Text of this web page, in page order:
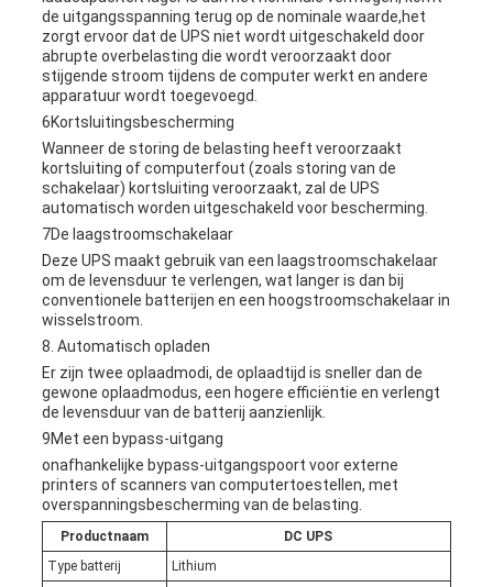
de uitgangsspanning terug op de nominale waarde,het
zorgt ervoor dat de UPS niet wordt uitgeschakeld door
abrupte overbelasting die wordt veroorzaakt door
stijgende stroom tijdens de computer werkt en andere
apparatuur wordt toegevoegd.
6Kortsluitingsbescherming
Wanneer de storing de belasting heeft veroorzaakt
kortsluiting of computerfout (zoals storing van de
schakelaar) kortsluiting veroorzaakt, zal de UPS
automatisch worden uitgeschakeld voor bescherming.
7De laagstroomschakelaar
Deze UPS maakt gebruik van een laagstroomschakelaar
om de levensduur te verlengen, wat langer is dan bij
conventionele batterijen en een hoogstroomschakelaar in
wisselstroom.
8. Automatisch opladen
Er zijn twee oplaadmodi, de oplaadtijd is sneller dan de
gewone oplaadmodus, een hogere efficiëntie en verlengt
de levensduur van de batterij aanzienlijk.
9Met een bypass-uitgang
onafhankelijke bypass-uitgangspoort voor externe
printers of scanners van computertoestellen, met
overspanningsbescherming van de belasting.
Productnaam
DC UPS
Type batterij
Lithium